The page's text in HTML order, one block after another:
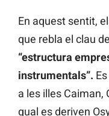
En aquest sentit,
que rebla el clau
“estructura
instrumentals”.
a les illes Caiman,
qual es deriven